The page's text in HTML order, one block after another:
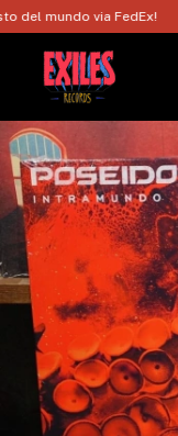
mundo via FedEx!